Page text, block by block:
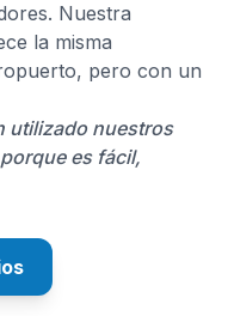
Nuestra
la misma
pero con un
utilizado nuestros
es fácil,